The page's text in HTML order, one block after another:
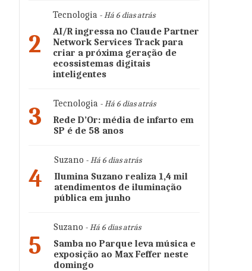
2
Tecnologia - Há 6 dias atrás
AI/R ingressa no Claude Partner
Network Services Track para
criar a próxima geração de
ecossistemas digitais
inteligentes
3 Tecnologia - Há 6 dias atrás
Rede D’Or: média de infarto em
SP é de 58 anos
4
Suzano - Há 6 dias atrás
Ilumina Suzano realiza 1,4 mil
atendimentos de iluminação
pública em junho
5
Suzano - Há 6 dias atrás
Samba no Parque leva música e
exposição ao Max Feffer neste
domingo